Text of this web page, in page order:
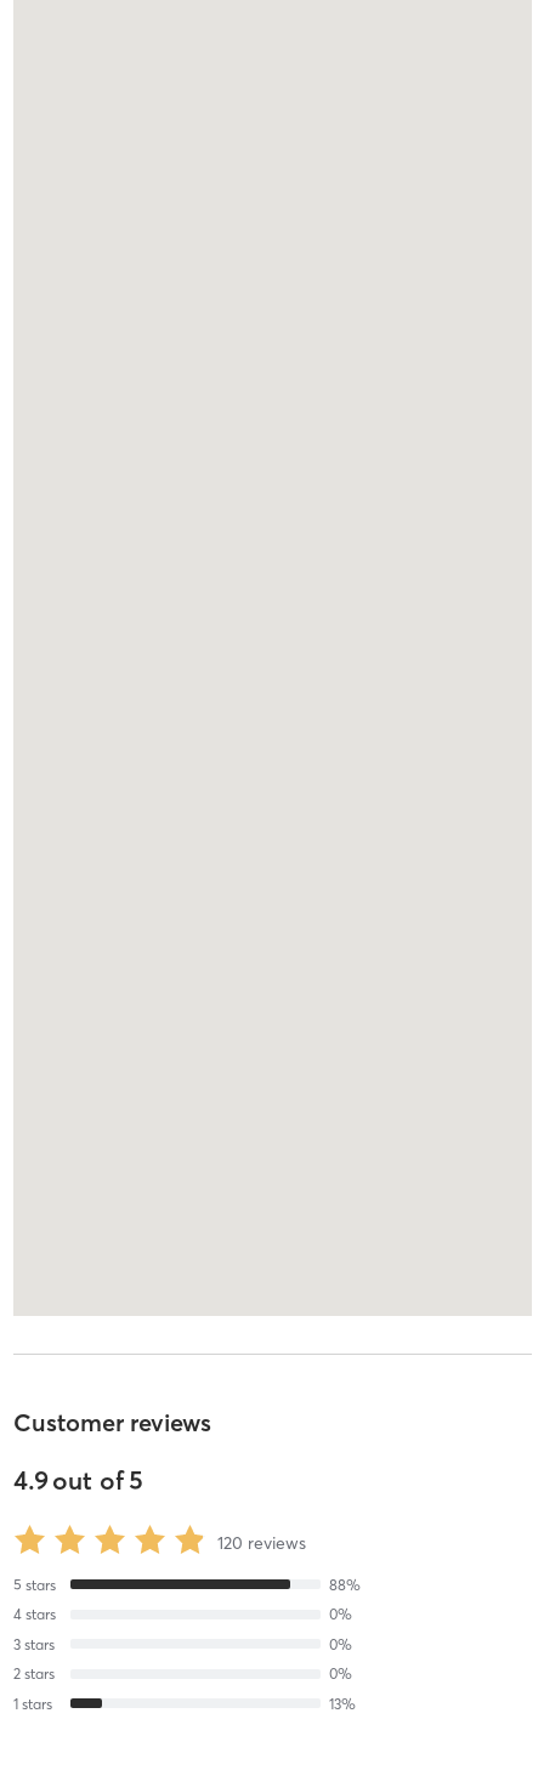
Customer reviews
4.9out of5
120 reviews
5 stars 88%
4 stars 0%
3 stars 0%
2 stars 0%
1 stars 13%